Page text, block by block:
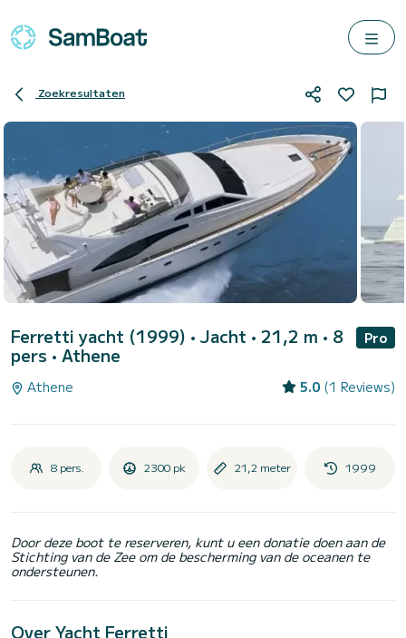
Zoekresultaten
Ferretti yacht (1999) • Jacht • 21,2 m • 8
pers • Athene
Pro
Athene 5.0 (1 Reviews)
8 pers. 2300 pk 21,2 meter 1999
Door deze boot te reserveren, kunt u een donatie doen aan de
Stichting van de Zee om de bescherming van de oceanen te
ondersteunen.
Over Yacht Ferretti